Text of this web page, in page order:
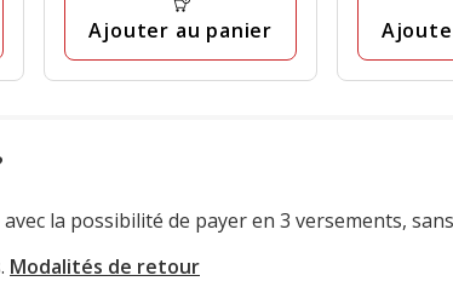
Ajouter au panier
avis
final
la possibilité de payer en 3 versements,
Modalités de retour